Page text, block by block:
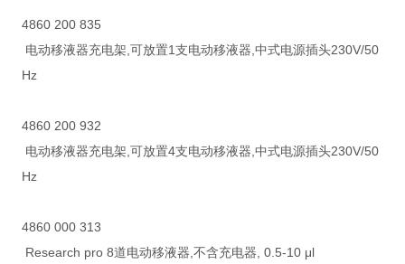
4860 200 835
电动移液器充电架,可放置1支电动移液器,中式电源插头230V/50
Hz
4860 200 932
电动移液器充电架,可放置4支电动移液器,中式电源插头230V/50
Hz
4860 000 313
Research pro 8道电动移液器,不含充电器, 0.5-10 μl